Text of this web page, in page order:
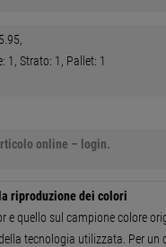
1, Strato: 1, Pallet: 1
online – login.
riproduzione dei colori
e quello sul campione colore
tecnologia utilizzata. Per un